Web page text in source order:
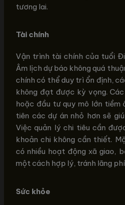
tương lai.
Tài chính
Vận trình tài chính của tuổi
Âm lịch dự báo không quá
chính có thể duy trì ổn định,
không đạt được kỳ vọng.
hoặc đầu tư quy mô lớn tiềm
tiên các dự án nhỏ hơn sẽ
Việc quản lý chi tiêu cần
khoản chi không cần thiết.
có nhiều hoạt động xã giao,
một cách hợp lý, tránh lãng
Sức khỏe